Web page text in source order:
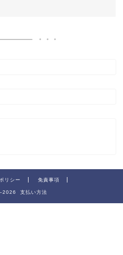
リシー 免責事項
支払い方法